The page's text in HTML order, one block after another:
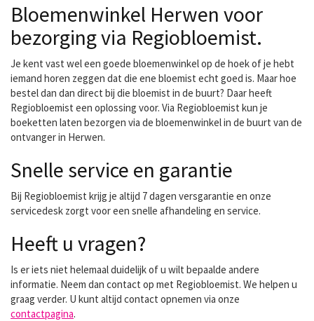
Bloemenwinkel Herwen voor
bezorging via Regiobloemist.
Je kent vast wel een goede bloemenwinkel op de hoek of je hebt
iemand horen zeggen dat die ene bloemist echt goed is. Maar hoe
bestel dan dan direct bij die bloemist in de buurt? Daar heeft
Regiobloemist een oplossing voor. Via Regiobloemist kun je
boeketten laten bezorgen via de bloemenwinkel in de buurt van de
ontvanger in Herwen.
Snelle service en garantie
Bij Regiobloemist krijg je altijd 7 dagen versgarantie en onze
servicedesk zorgt voor een snelle afhandeling en service.
Heeft u vragen?
Is er iets niet helemaal duidelijk of u wilt bepaalde andere
informatie. Neem dan contact op met Regiobloemist. We helpen u
graag verder. U kunt altijd contact opnemen via onze
contactpagina.